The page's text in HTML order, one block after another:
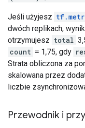
Jeśli użyjesz
dwóch replikach,
otrzymujesz total
count = 1,75, gdy
Strata obliczona za
skalowana przez
liczbie
Przewodnik i